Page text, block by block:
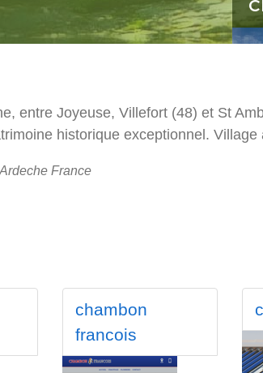
entre Joyeuse, Villefort (48) et St
historique exceptionnel. Village
France
chambon
francois